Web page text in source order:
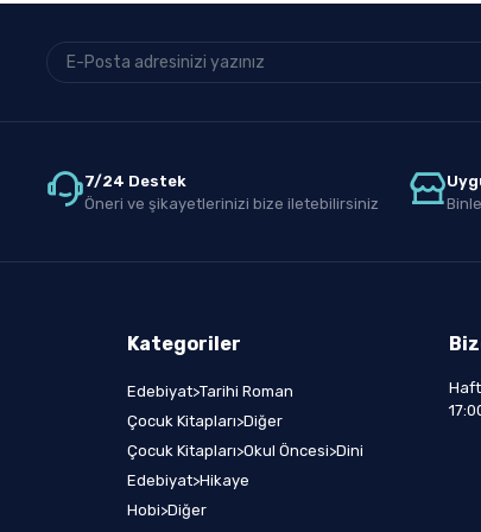
7/24 Destek
Öneri ve şikayetlerinizi bize iletebilirsiniz
Kategoriler
Edebiyat>Tarihi Roman
Çocuk Kitapları>Diğer
Çocuk Kitapları>Okul Öncesi>Dini
Edebiyat>Hikaye
Hobi>Diğer